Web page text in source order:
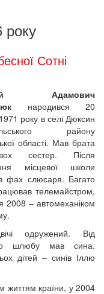
року
Сотні
Адамович
народився 20
року в селі Дюксин
району
області. Мав брата
сестер. Після
місцевої школи
фах слюсаря. Багато
телемайстром,
2008 – автомеханіком
одружений. Від
шлюбу мав сина.
дітей – синів Іллю
життям країни, у 2004